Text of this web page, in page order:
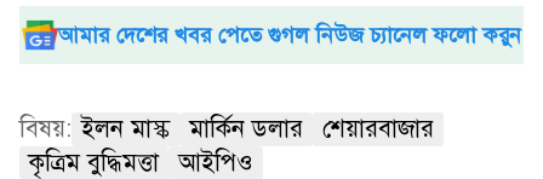
আমার দেশের খবর পেতে গুগল নিউজ চ্যানেল ফলো করুন
বিষয়: ইলন মাস্ক মার্কিন ডলার
শেয়ারবাজার
কৃত্রিম বুদ্ধিমত্তা
আইপিও